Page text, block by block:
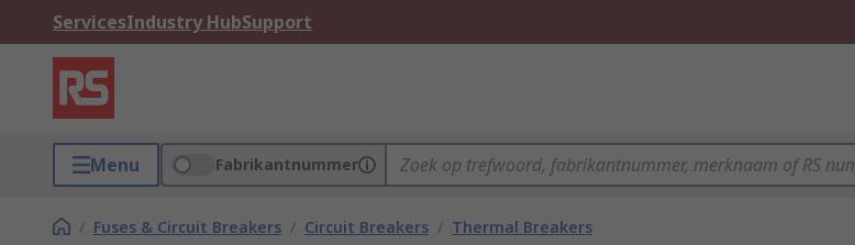
ServicesIndustry HubSupport
Menu Fabrikantnummer
/ Fuses & Circuit Breakers / Circuit Breakers / Thermal Breakers